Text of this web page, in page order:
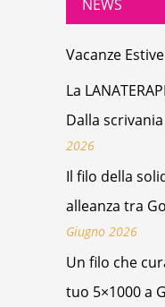
NEWS
Vacanze
La
Dalla
2026
Il filo della
alleanza tra
Giugno 2026
Un filo che
tuo 5×1000 a